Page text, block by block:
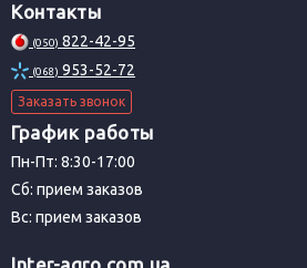
Контакты
(050) 822-42-95
(068) 953-52-72
Заказать звонок
График работы
Пн-Пт: 8:30-17:00
Сб: прием заказов
Вс: прием заказов